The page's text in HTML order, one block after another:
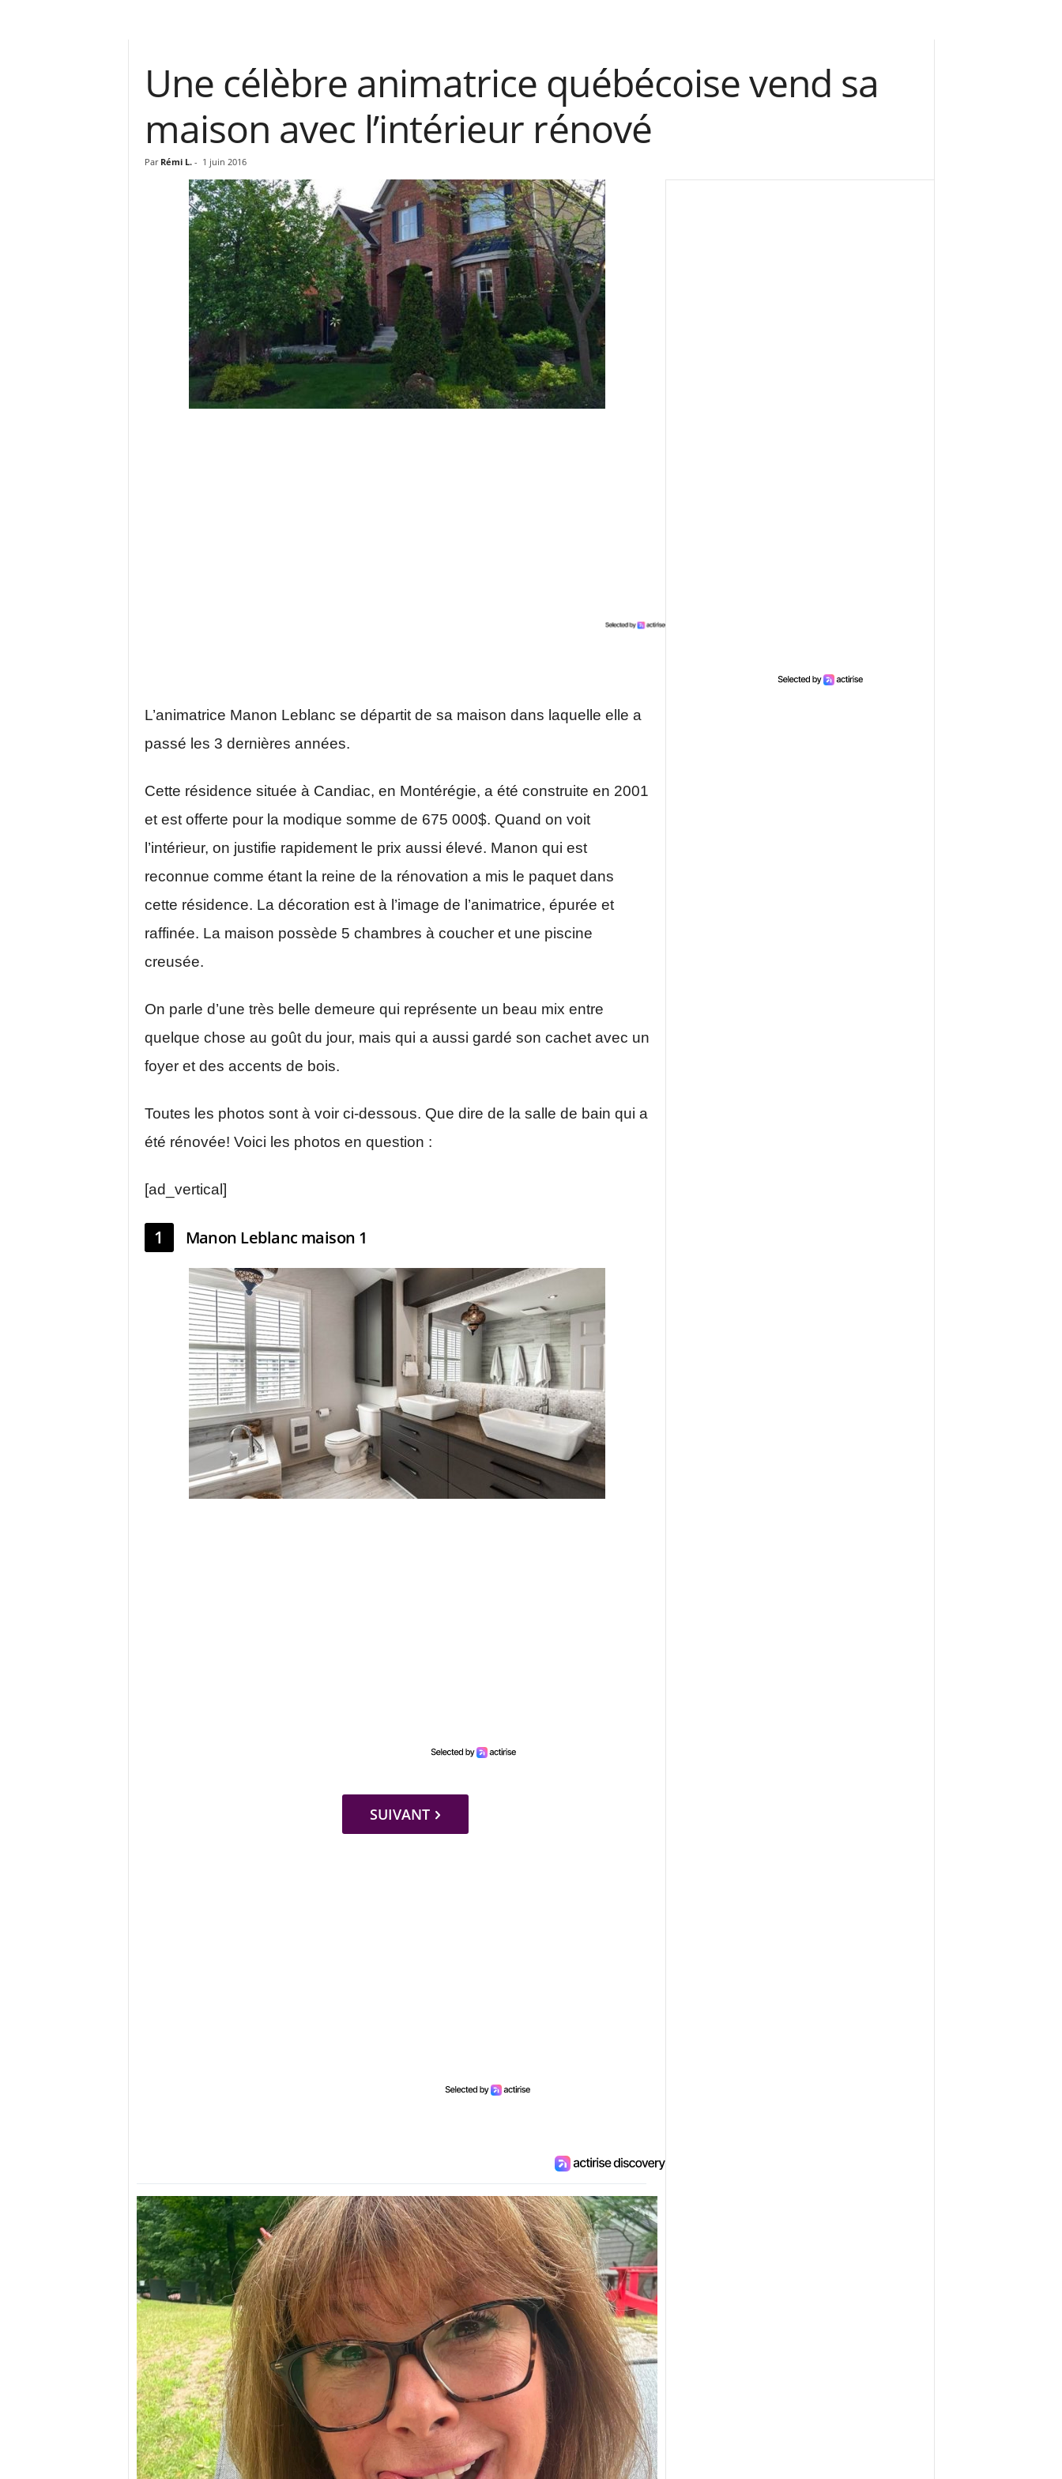
Une célèbre animatrice québécoise vend sa
maison avec l’intérieur rénové
Par Rémi L.- 1 juin 2016
L’animatrice Manon Leblanc se départit de sa maison dans laquelle elle a
passé les 3 dernières années.
Cette résidence située à Candiac, en Montérégie, a été construite en 2001
et est offerte pour la modique somme de 675 000$. Quand on voit
l’intérieur, on justifie rapidement le prix aussi élevé. Manon qui est
reconnue comme étant la reine de la rénovation a mis le paquet dans
cette résidence. La décoration est à l’image de l’animatrice, épurée et
raffinée. La maison possède 5 chambres à coucher et une piscine
creusée.
On parle d’une très belle demeure qui représente un beau mix entre
quelque chose au goût du jour, mais qui a aussi gardé son cachet avec un
foyer et des accents de bois.
Toutes les photos sont à voir ci-dessous. Que dire de la salle de bain qui a
été rénovée! Voici les photos en question :
[ad_vertical]
1 Manon Leblanc maison 1
SUIVANT